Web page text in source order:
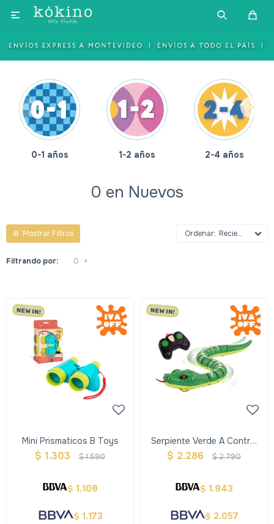

1-2 años 2-4 años 4-6 años
0 en Nuevos
Recientes
Filtrando por: 0
Mini Prismaticos B Toys
$ 1.303 $1.590
$ 1.108
$ 1.173
Serpiente Verde A Control
Remoto Terra
$ 2.286 $2.790
$ 1.943
$ 2.057